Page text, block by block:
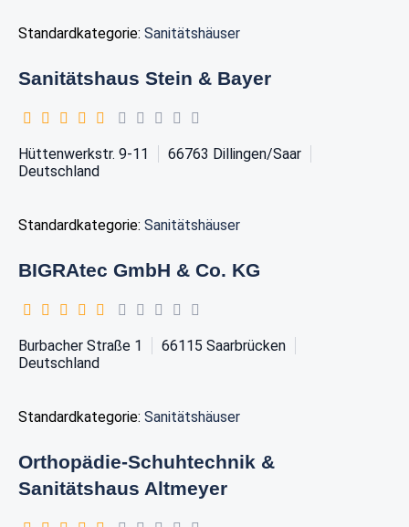
Standardkategorie: Sanitätshäuser
Sanitätshaus Stein & Bayer
Hüttenwerkstr. 9-11 66763 Dillingen/Saar
Deutschland
Standardkategorie: Sanitätshäuser
BIGRAtec GmbH & Co. KG
Burbacher Straße 1 66115 Saarbrücken
Deutschland
Standardkategorie: Sanitätshäuser
Orthopädie-Schuhtechnik &
Sanitätshaus Altmeyer